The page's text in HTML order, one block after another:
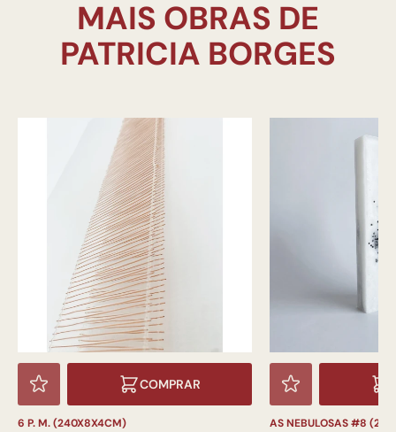
MAIS OBRAS DE
COMPRAR
6 P. M. (240X8X4CM)
AS NEBULOSAS #8